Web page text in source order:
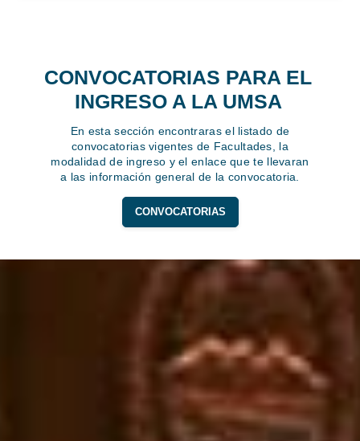
CONVOCATORIAS PARA EL
INGRESO A LA UMSA
En esta sección encontraras el listado de
convocatorias vigentes de Facultades, la
modalidad de ingreso y el enlace que te llevaran
a las información general de la convocatoria.
CONVOCATORIAS